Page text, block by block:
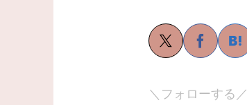
＼フォローする／